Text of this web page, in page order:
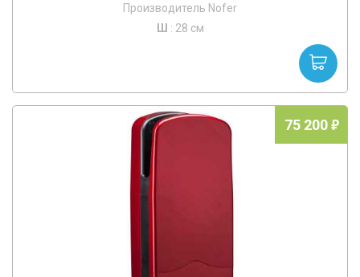
Производитель Nofer
Ш : 28 см
75 200